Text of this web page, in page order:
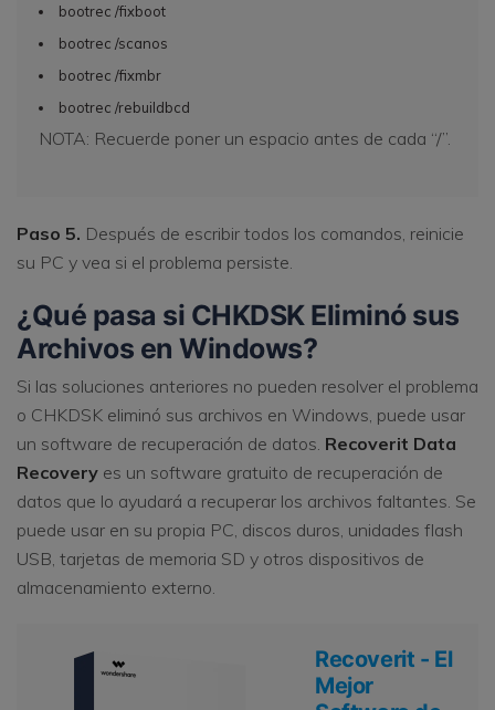
bootrec /fixboot
bootrec /scanos
bootrec /fixmbr
bootrec /rebuildbcd
NOTA: Recuerde poner un espacio antes de cada “/”.
Paso 5. Después de escribir todos los comandos, reinicie
su PC y vea si el problema persiste.
¿Qué pasa si CHKDSK Eliminó sus
Archivos en Windows?
Si las soluciones anteriores no pueden resolver el problema
o CHKDSK eliminó sus archivos en Windows, puede usar
un software de recuperación de datos. Recoverit Data
Recovery es un software gratuito de recuperación de
datos que lo ayudará a recuperar los archivos faltantes. Se
puede usar en su propia PC, discos duros, unidades flash
USB, tarjetas de memoria SD y otros dispositivos de
almacenamiento externo.
Recoverit - El
Mejor